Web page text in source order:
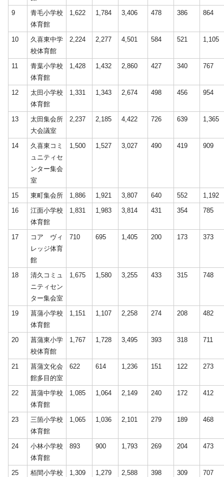
9
青毛小学校
体育館
1,622 1,784 3,406 478 386 864
10
久喜東中学
校体育館
2,224 2,277 4,501 584 521 1,105
11
青葉小学校
体育館
1,428 1,432 2,860 427 340 767
12
太田小学校
体育館
1,331 1,343 2,674 498 456 954
13
太田集会所
大会議室
2,237 2,185 4,422 726 639 1,365
14
久喜東コミ
ュニティセ
ンター集会
室
1,500 1,527 3,027 490 419 909
15 東町集会所 1,886 1,921 3,807 640 552
1,192
16
江面小学校
体育館
1,831 1,983 3,814 431 354 785
17
コア ヴィ
レッジ体育
館
710 695 1,405 200 173 373
18
清久コミュ
ニティセン
ター集会室
1,675 1,580 3,255 433 315 748
19
菖蒲小学校
体育館
1,151 1,107 2,258 274 208 482
20
菖蒲東小学
校体育館
1,767 1,728 3,495 393 318 711
21
菖蒲文化会
館多目的室
622 614 1,236 151 122 273
22
菖蒲中学校
体育館
1,085 1,064 2,149 240 172 412
23
三箇小学校
体育館
1,065 1,036 2,101 279 189 468
24
小林小学校
体育館
893 900 1,793 269 204 473
25
栢間小学校
1,309 1,279 2,588 398 309 707